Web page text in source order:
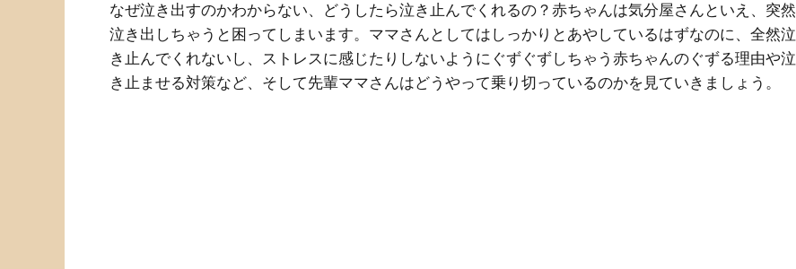
なぜ泣き出すのかわからない、どうしたら泣き止んでくれるの？赤ちゃんは気分屋さんといえ、突然
泣き出しちゃうと困ってしまいます。ママさんとしてはしっかりとあやしているはずなのに、全然泣
き止んでくれないし、ストレスに感じたりしないようにぐずぐずしちゃう赤ちゃんのぐずる理由や泣
き止ませる対策など、そして先輩ママさんはどうやって乗り切っているのかを見ていきましょう。